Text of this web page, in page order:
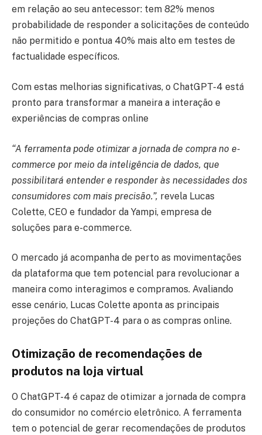
em relação ao seu antecessor: tem 82% menos
probabilidade de responder a solicitações de conteúdo
não permitido e pontua 40% mais alto em testes de
factualidade específicos.
Com estas melhorias significativas, o ChatGPT-4 está
pronto para transformar a maneira a interação e
experiências de compras online
“A ferramenta pode otimizar a jornada de compra no e-
commerce por meio da inteligência de dados, que
possibilitará entender e responder às necessidades dos
consumidores com mais precisão.”, revela Lucas
Colette, CEO e fundador da Yampi, empresa de
soluções para e-commerce.
O mercado já acompanha de perto as movimentações
da plataforma que tem potencial para revolucionar a
maneira como interagimos e compramos. Avaliando
esse cenário, Lucas Colette aponta as principais
projeções do ChatGPT-4 para o as compras online.
Otimização de recomendações de
produtos na loja virtual
O ChatGPT-4 é capaz de otimizar a jornada de compra
do consumidor no comércio eletrônico. A ferramenta
tem o potencial de gerar recomendações de produtos